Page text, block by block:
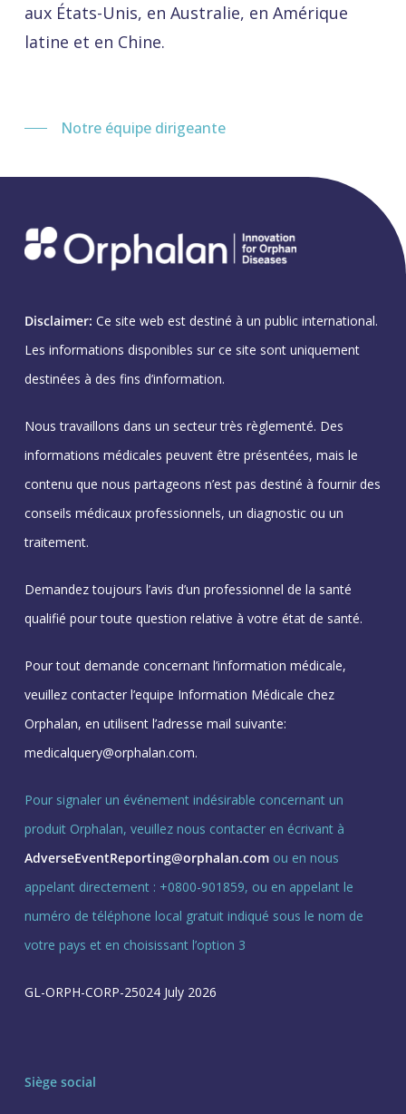
aux États-Unis, en Australie, en Amérique
latine et en Chine.
Notre équipe dirigeante
Disclaimer: Ce site web est destiné à un public international.
Les informations disponibles sur ce site sont uniquement
destinées à des fins d’information.
Nous travaillons dans un secteur très règlementé. Des
informations médicales peuvent être présentées, mais le
contenu que nous partageons n’est pas destiné à fournir des
conseils médicaux professionnels, un diagnostic ou un
traitement.
Demandez toujours l’avis d’un professionnel de la santé
qualifié pour toute question relative à votre état de santé.
Pour tout demande concernant l’information médicale,
veuillez contacter l’equipe Information Médicale chez
Orphalan, en utilisent l’adresse mail suivante:
medicalquery@orphalan.com.
Pour signaler un événement indésirable concernant un
produit Orphalan, veuillez nous contacter en écrivant à
AdverseEventReporting@orphalan.comou en nous
appelant directement : +0800-901859, ou en appelant le
numéro de téléphone local gratuit indiqué sous le nom de
votre pays et en choisissant l’option 3
GL-ORPH-CORP-25024 July 2026
Siège social